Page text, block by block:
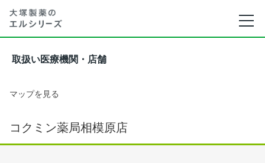
取扱い医療機関・店舗
マップを見る
コクミン薬局相模原店